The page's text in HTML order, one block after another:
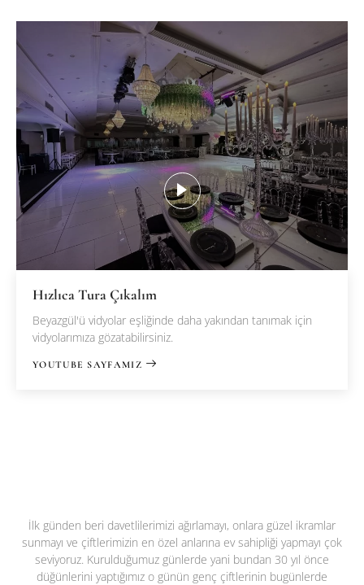
Hızlıca Tura Çıkalım
Beyazgül'ü vidyolar eşliğinde daha yakından tanımak için
vidyolarımıza gözatabilirsiniz.
YOUTUBE SAYFAMIZ
İlk günden beri davetlilerimizi ağırlamayı, onlara güzel ikramlar
sunmayı ve çiftlerimizin en özel anlarına ev sahipliği yapmayı çok
seviyoruz. Kurulduğumuz günlerde yani bundan 30 yıl önce
düğünlerini yaptığımız o günün genç çiftlerinin bugünlerde